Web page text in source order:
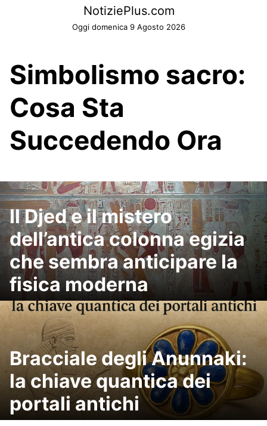
NotiziePlus.com
Oggi domenica 9 Agosto 2026
Simbolismo sacro:
Cosa Sta
Succedendo Ora
Il Djed e il mistero
dell’antica colonna egizia
che sembra anticipare la
fisica moderna
Bracciale degli Anunnaki:
la chiave quantica dei
portali antichi